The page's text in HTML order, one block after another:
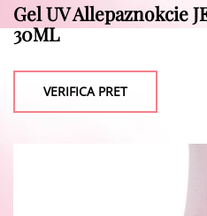
Gel UV Allepaznokcie
30ML
VERIFICA PRET